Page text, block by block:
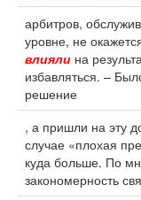
арбитров,
уровне, не
влияли на
избавляться. –
решение
, а пришли на эту
случае «плохая
куда больше. По
закономерность